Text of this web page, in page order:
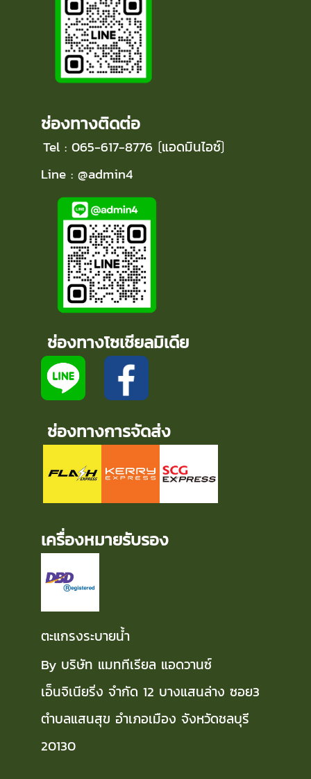
ช่องทางติดต่อ
Tel : 065-617-8776 (แอดมินไอซ์)
Line : @admin4
ช่องทางโซเชียลมิเดีย
ช่องทางการจัดส่ง
เครื่องหมายรับรอง
ตะแกรงระบายน้ำ
By บริษัท แมททีเรียล แอดวานซ์
เอ็นจิเนียริ่ง จำกัด 12 บางแสนล่าง ซอย3
ตำบลแสนสุข อำเภอเมือง จังหวัดชลบุรี
20130